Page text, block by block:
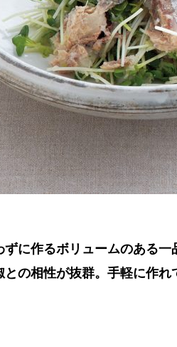
に作るボリュームのある
の相性が抜群。手軽に作れ